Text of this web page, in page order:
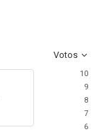
Votos
10
9
8
7
6